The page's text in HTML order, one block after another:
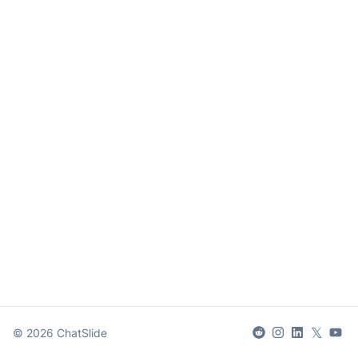
© 2026 ChatSlide 𝕏